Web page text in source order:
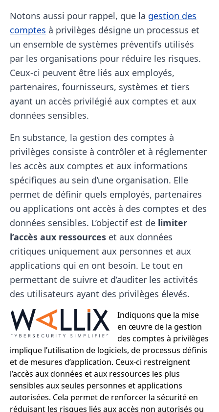
Notons aussi pour rappel, que la gestion des
comptes à privilèges désigne un processus et
un ensemble de systèmes préventifs utilisés
par les organisations pour réduire les risques.
Ceux-ci peuvent être liés aux employés,
partenaires, fournisseurs, systèmes et tiers
ayant un accès privilégié aux comptes et aux
données sensibles.
En substance, la gestion des comptes à
privilèges consiste à contrôler et à réglementer
les accès aux comptes et aux informations
spécifiques au sein d’une organisation. Elle
permet de définir quels employés, partenaires
ou applications ont accès à des comptes et des
données sensibles. L’objectif est de limiter
l’accès aux ressources et aux données
critiques uniquement aux personnes et aux
applications qui en ont besoin. Le tout en
permettant de suivre et d’auditer les activités
des utilisateurs ayant des privilèges élevés.
Indiquons que la mise
en œuvre de la gestion
des comptes à privilèges
implique l’utilisation de logiciels, de processus définis
et de mesures d’application. Ceux-ci restreignent
l’accès aux données et aux ressources les plus
sensibles aux seules personnes et applications
autorisées. Cela permet de renforcer la sécurité en
réduisant les risques liés aux accès non autorisés ou